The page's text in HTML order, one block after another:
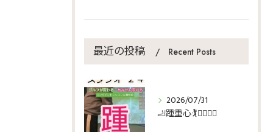
最近の投稿 Recent Posts
2026/07/31
🦶踵重心🏌️🏌️‍♀️🏌️‍♂️